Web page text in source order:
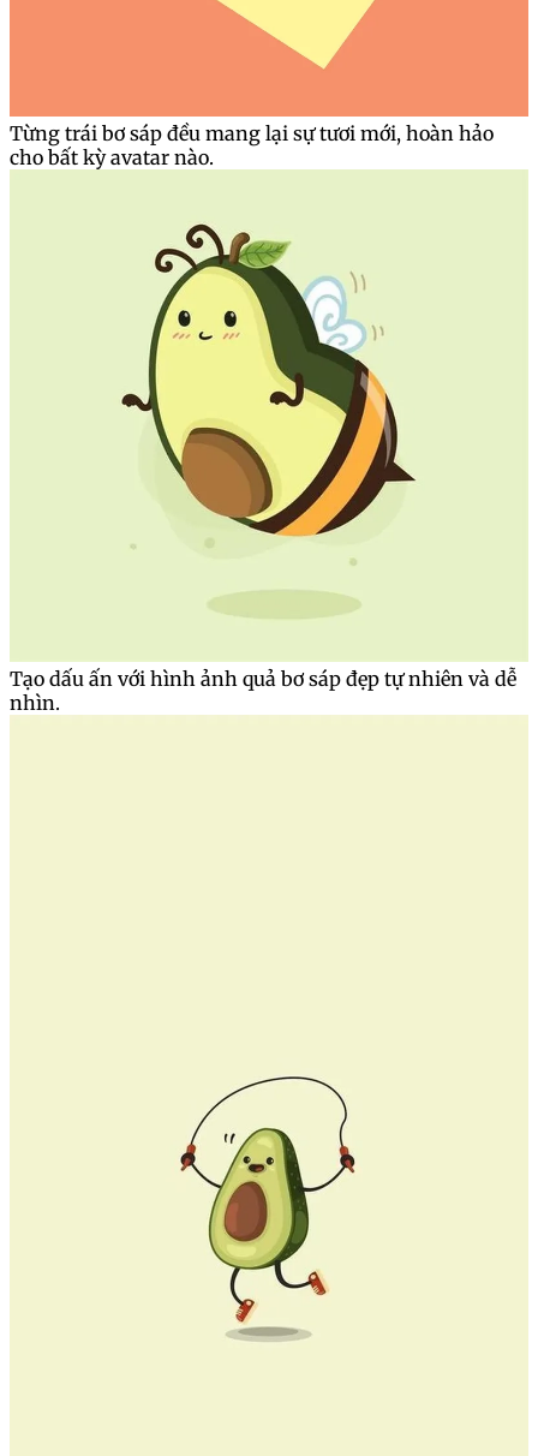
Từng trái bơ sáp đều mang lại sự tươi mới, hoàn hảo
cho bất kỳ avatar nào.
Tạo dấu ấn với hình ảnh quả bơ sáp đẹp tự nhiên và dễ
nhìn.